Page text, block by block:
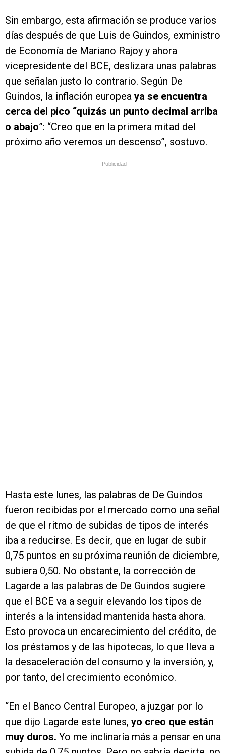
Sin embargo, esta afirmación se produce varios
días después de que Luis de Guindos, exministro
de Economía de Mariano Rajoy y ahora
vicepresidente del BCE, deslizara unas palabras
que señalan justo lo contrario. Según De
Guindos, la inflación europea ya se encuentra
cerca del pico “quizás un punto decimal arriba
o abajo”: “Creo que en la primera mitad del
próximo año veremos un descenso”, sostuvo.
Publicidad
Hasta este lunes, las palabras de De Guindos
fueron recibidas por el mercado como una señal
de que el ritmo de subidas de tipos de interés
iba a reducirse. Es decir, que en lugar de subir
0,75 puntos en su próxima reunión de diciembre,
subiera 0,50. No obstante, la corrección de
Lagarde a las palabras de De Guindos sugiere
que el BCE va a seguir elevando los tipos de
interés a la intensidad mantenida hasta ahora.
Esto provoca un encarecimiento del crédito, de
los préstamos y de las hipotecas, lo que lleva a
la desaceleración del consumo y la inversión, y,
por tanto, del crecimiento económico.
“En el Banco Central Europeo, a juzgar por lo
que dijo Lagarde este lunes, yo creo que están
muy duros. Yo me inclinaría más a pensar en una